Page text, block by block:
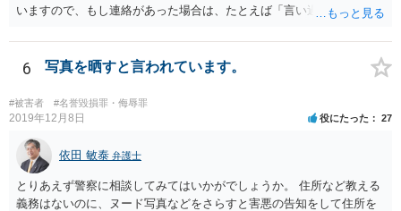
いますので、もし連絡があった場合は、たとえば「言い過ぎた部分が
ジでのやりとりなので、公然性がないことが明らかなので、名誉毀損
や侮辱には当たらないと考えているが、相手は何らかの理由で公然性
があると言っているのか」と反省の意を示しつつ、なぜ警察が連絡し
てきたのか尋ねることが考えられます。
6 写真を晒すと言われています。
#被害者 #名誉毀損罪・侮辱罪
2019年12月8日 役にたった 27
依田 敏泰 弁護士
とりあえず警察に相談してみてはいかがでしょうか。 住所など教える
義務はないのに、ヌード写真などをさらすと害悪の告知をして住所を